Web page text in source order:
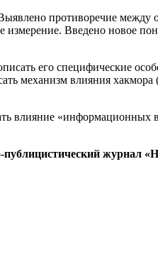
противоречие между
Введено новое
его специфические
механизм влияния
влияние
журнал